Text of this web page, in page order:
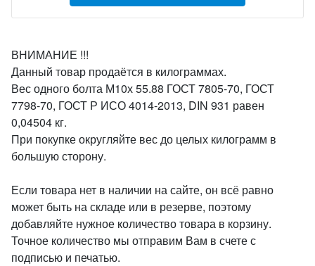
ВНИМАНИЕ !!!
Данный товар продаётся в килограммах.
Вес одного болта М10х 55.88 ГОСТ 7805-70, ГОСТ
7798-70, ГОСТ Р ИСО 4014-2013, DIN 931 равен
0,04504 кг.
При покупке округляйте вес до целых килограмм в
большую сторону.
Если товара нет в наличии на сайте, он всё равно
может быть на складе или в резерве, поэтому
добавляйте нужное количество товара в корзину.
Точное количество мы отправим Вам в счете с
подписью и печатью.